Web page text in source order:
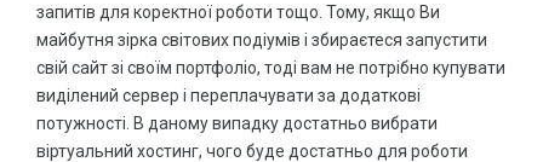
АКЦІЇзнижки до
33%
Не пропустіть величезну знижку!
запитів для коректної роботи тощо. Тому, якщо Ви
майбутня зірка світових подіумів і збираєтеся запустити
свій сайт зі своїм портфоліо, тоді вам не потрібно купувати
виділений сервер і переплачувати за додаткові
потужності. В даному випадку достатньо вибрати
віртуальний хостинг, чого буде достатньо для роботи